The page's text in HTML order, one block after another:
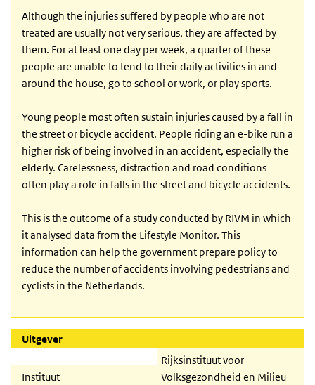
Although the injuries suffered by people who are not
treated are usually not very serious, they are affected by
them. For at least one day per week, a quarter of these
people are unable to tend to their daily activities in and
around the house, go to school or work, or play sports.
Young people most often sustain injuries caused by a fall in
the street or bicycle accident. People riding an e-bike run a
higher risk of being involved in an accident, especially the
elderly. Carelessness, distraction and road conditions
often play a role in falls in the street and bicycle accidents.
This is the outcome of a study conducted by RIVM in which
it analysed data from the Lifestyle Monitor. This
information can help the government prepare policy to
reduce the number of accidents involving pedestrians and
cyclists in the Netherlands.
Uitgever
Instituut
Rijksinstituut voor
Volksgezondheid en Milieu